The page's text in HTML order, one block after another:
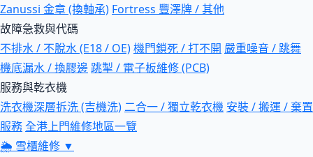
Zanussi 金章 (換軸承) Fortress 豐澤牌 / 其他
故障急救與代碼
不排水 / 不脫水 (E18 / OE)機門鎖死 / 打不開 嚴重噪音 / 跳舞
機底漏水 / 換膠邊跳掣 / 電子板維修 (PCB)
服務與乾衣機
洗衣機深層拆洗 (吉機洗) 二合一 / 獨立乾衣機 安裝 / 搬運 / 棄置
服務全港上門維修地區一覽
🌦 雪櫃維修 ▼